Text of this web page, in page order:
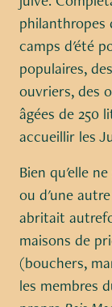
philanthropes
camps d'été
populaires,
ouvriers, des
âgées de 250
accueillir les
Bien qu'elle
ou d'une
abritait
maisons de
(bouchers,
les membres